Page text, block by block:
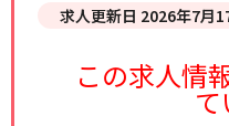
求人更新日 2026年7月
この求人情